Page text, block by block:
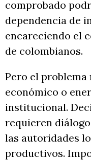
comprobado
dependencia de
encareciendo el
de colombianos.
Pero el problema
económico o
institucional.
requieren
las autoridades
productivos.